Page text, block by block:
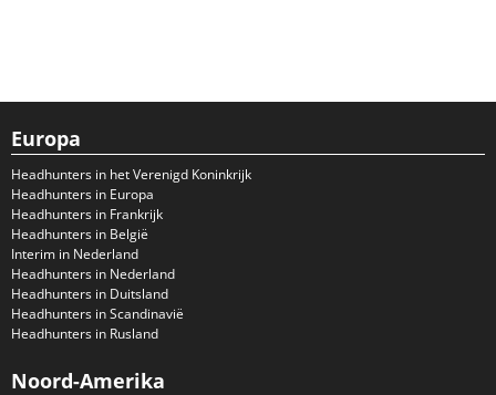
Europa
Headhunters in het Verenigd Koninkrijk
Headhunters in Europa
Headhunters in Frankrijk
Headhunters in België
Interim in Nederland
Headhunters in Nederland
Headhunters in Duitsland
Headhunters in Scandinavië
Headhunters in Rusland
Noord-Amerika